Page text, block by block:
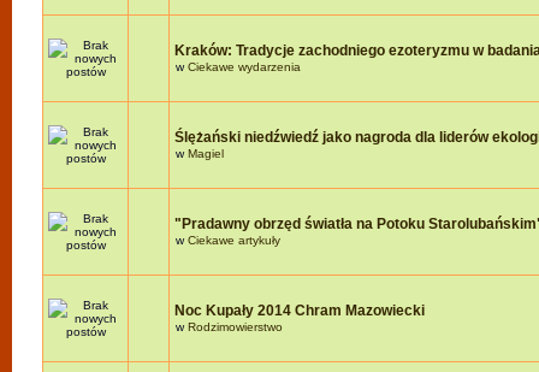
Kraków: Tradycje zachodniego ezoteryzmu w
wCiekawe wydarzenia
Ślężański niedźwiedź jako nagroda dla liderów
wMagiel
"Pradawny obrzęd światła na Potoku
wCiekawe artykuły
Noc Kupały 2014 Chram Mazowiecki
wRodzimowierstwo